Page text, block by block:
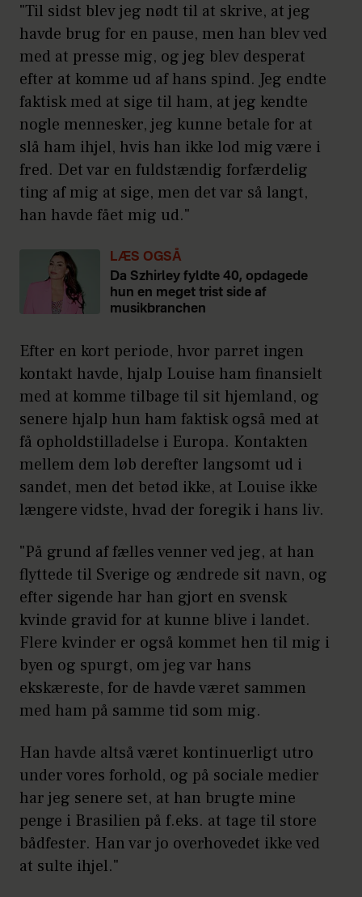
"Til sidst blev jeg nødt til at skrive, at jeg
havde brug for en pause, men han blev ved
med at presse mig, og jeg blev desperat
efter at komme ud af hans spind. Jeg endte
faktisk med at sige til ham, at jeg kendte
nogle mennesker, jeg kunne betale for at
slå ham ihjel, hvis han ikke lod mig være i
fred. Det var en fuldstændig forfærdelig
ting af mig at sige, men det var så langt,
han havde fået mig ud."
LÆS OGSÅ
Da Szhirley fyldte 40, opdagede
hun en meget trist side af
musikbranchen
Efter en kort periode, hvor parret ingen
kontakt havde, hjalp Louise ham finansielt
med at komme tilbage til sit hjemland, og
senere hjalp hun ham faktisk også med at
få opholdstilladelse i Europa. Kontakten
mellem dem løb derefter langsomt ud i
sandet, men det betød ikke, at Louise ikke
længere vidste, hvad der foregik i hans liv.
"På grund af fælles venner ved jeg, at han
flyttede til Sverige og ændrede sit navn, og
efter sigende har han gjort en svensk
kvinde gravid for at kunne blive i landet.
Flere kvinder er også kommet hen til mig i
byen og spurgt, om jeg var hans
ekskæreste, for de havde været sammen
med ham på samme tid som mig.
Han havde altså været kontinuerligt utro
under vores forhold, og på sociale medier
har jeg senere set, at han brugte mine
penge i Brasilien på f.eks. at tage til store
bådfester. Han var jo overhovedet ikke ved
at sulte ihjel."